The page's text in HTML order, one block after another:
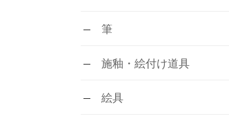
筆
施釉・絵付け道具
絵具